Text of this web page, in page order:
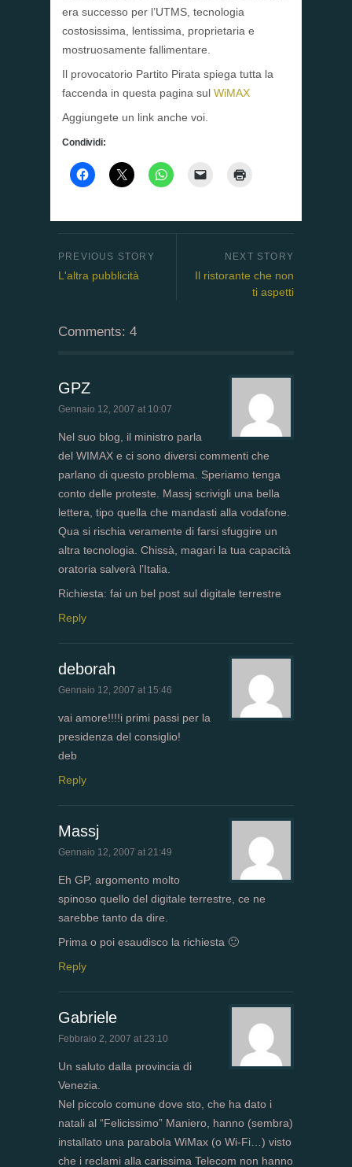
era successo per l’UTMS, tecnologia
costosissima, lentissima, proprietaria e
mostruosamente fallimentare.
Il provocatorio Partito Pirata spiega tutta la
faccenda in questa pagina sul WiMAX
Aggiungete un link anche voi.
Condividi:
L'altra pubblicità
Il ristorante che non
ti aspetti
Comments: 4
GPZ
Gennaio 12, 2007 at 10:07
Nel suo blog, il ministro parla
del WIMAX e ci sono diversi commenti che
parlano di questo problema. Speriamo tenga
conto delle proteste. Massj scrivigli una bella
lettera, tipo quella che mandasti alla vodafone.
Qua si rischia veramente di farsi sfuggire un
altra tecnologia. Chissà, magari la tua capacità
oratoria salverà l’Italia.
Richiesta: fai un bel post sul digitale terrestre
Reply
deborah
Gennaio 12, 2007 at 15:46
vai amore!!!!i primi passi per la
presidenza del consiglio!
deb
Reply
Massj
Gennaio 12, 2007 at 21:49
Eh GP, argomento molto
spinoso quello del digitale terrestre, ce ne
sarebbe tanto da dire.
Prima o poi esaudisco la richiesta 🙂
Reply
Gabriele
Febbraio 2, 2007 at 23:10
Un saluto dalla provincia di
Venezia.
Nel piccolo comune dove sto, che ha dato i
natali al “Felicissimo” Maniero, hanno (sembra)
installato una parabola WiMax (o Wi-Fi…) visto
che i reclami alla carissima Telecom non hanno